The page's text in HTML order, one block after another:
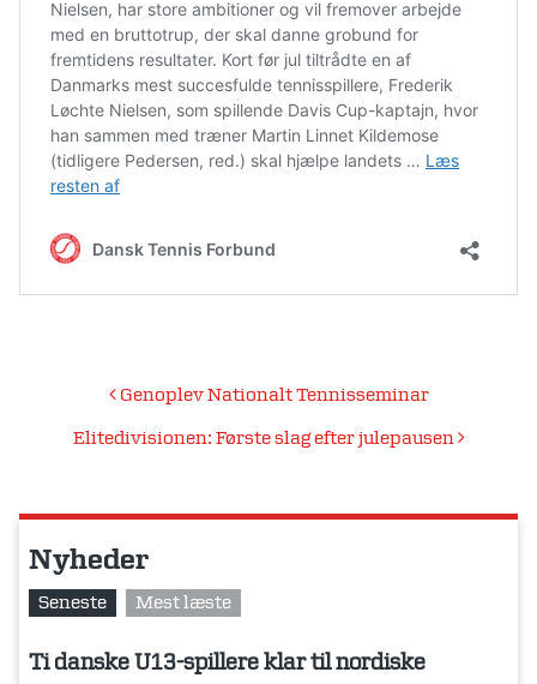
Indlægsnavigation
Genoplev Nationalt Tennisseminar
Elitedivisionen: Første slag efter julepausen
Nyheder
Seneste Mest læste
Ti danske U13-spillere klar til nordiske